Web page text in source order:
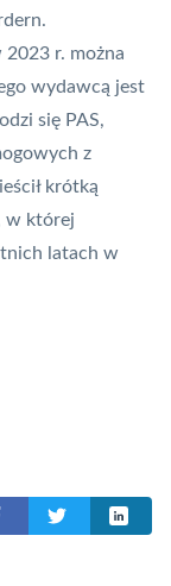
r. można
wydawcą jest
się PAS,
z
krótką
w której
latach w